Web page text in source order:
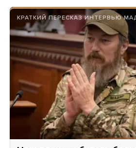
КРАТКИЙ ПЕРЕСКАЗ ИНТЕРВЬЮ